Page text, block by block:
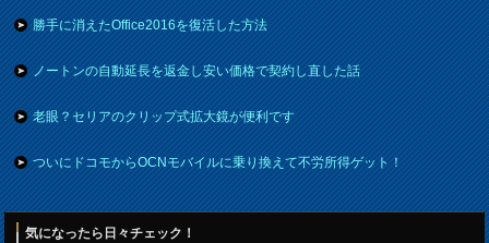
勝手に消えたOffice2016を復活した方法
ノートンの自動延長を返金し安い価格で契約し直した話
老眼？セリアのクリップ式拡大鏡が便利です
ついにドコモからOCNモバイルに乗り換えて不労所得ゲット！
気になったら日々チェック！